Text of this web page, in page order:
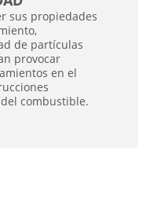
sus propiedades
de partículas
provocar
en el
combustible.